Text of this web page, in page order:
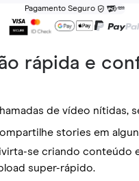
Pagamento Seguro
rápida e
de vídeo nítidas,
stories em
se criando conteúdo
super-rápido.